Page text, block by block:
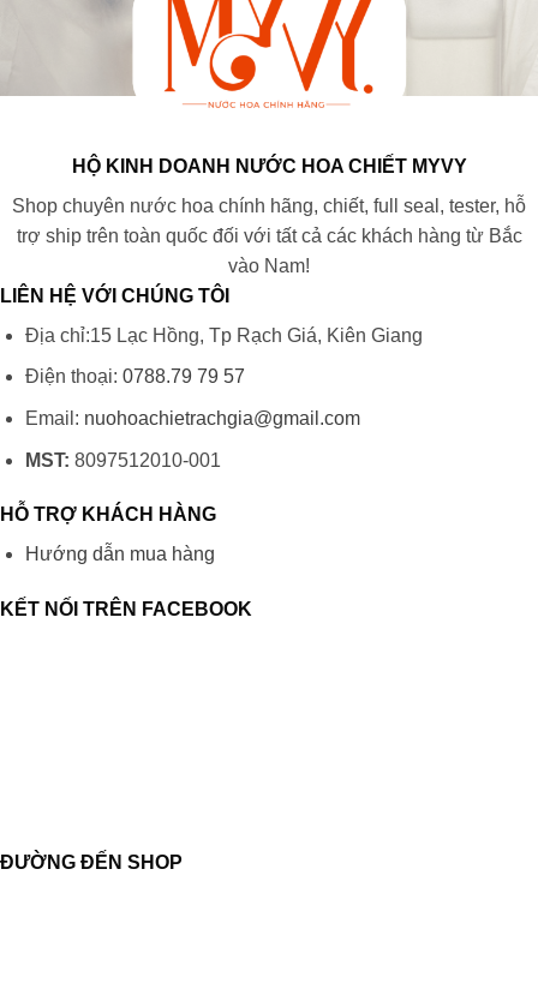
HỘ KINH DOANH NƯỚC HOA CHIẾT MYVY
Shop chuyên nước hoa chính hãng, chiết, full seal, tester, hỗ
trợ ship trên toàn quốc đối với tất cả các khách hàng từ Bắc
vào Nam!
LIÊN HỆ VỚI CHÚNG TÔI
Địa chỉ:15 Lạc Hồng, Tp Rạch Giá, Kiên Giang
Điện thoại: 0788.79 79 57
Email: nuohoachietrachgia@gmail.com
MST: 8097512010-001
HỖ TRỢ KHÁCH HÀNG
Hướng dẫn mua hàng
KẾT NỐI TRÊN FACEBOOK
ĐƯỜNG ĐẾN SHOP